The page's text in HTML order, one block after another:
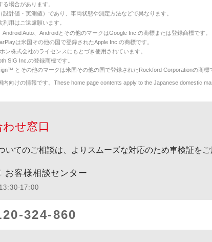
場合があります。
設計値・実測値）であり、車両状態や測定方法などで異なります。
用はご遠慮願います。
Auto、Androidとその他のマークはGoogle Inc.の商標または登録商標です。
は米国その他の国で登録されたApple Inc.の商標です。
ン株式会社のライセンスにもとづき使用されています。
SIG Inc.の登録商標です。
とその他のマークは米国その他の国で登録されたRockford Corporationの商標
内向けの情報です。These home page contents apply to the Japanese domestic
せ窓口
いてのご相談は、よりスムーズな対応のため車検証をご
お客様相談センター
17:00
324-860